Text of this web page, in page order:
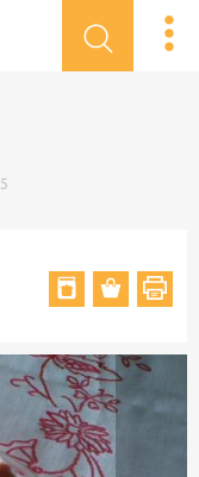
5